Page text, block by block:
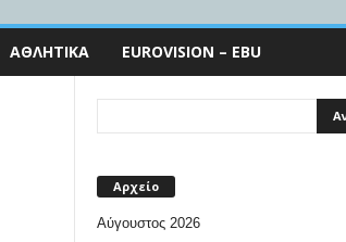
ΑΘΛΗΤΙΚΆ EUROVISION – EBU
Αρχείο
Αύγουστος 2026